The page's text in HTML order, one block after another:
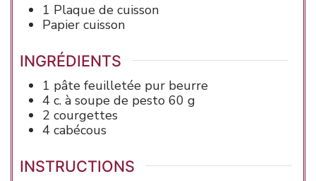
1 Plaque de cuisson
Papier cuisson
INGRÉDIENTS
1 pâte feuilletée pur beurre
4 c. à soupe de pesto 60 g
2 courgettes
4 cabécous
INSTRUCTIONS